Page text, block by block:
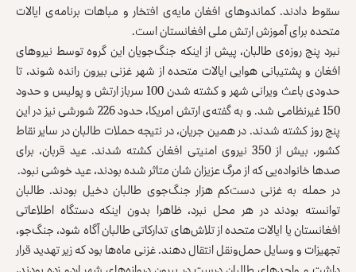
سقوط دادند. کماندوهای افغان مایه‌ی افتخار و مباهات برنامه‌ی ایالات
متحده برای آموزش ارتش ملی افغانستان است.
نبرد پنج روزه‌ی طالبان، پیش از اینکه جنگ‌جویان این گروه توسط نیروهای
افغان و پشتیبانی هوایی ایالات متحده از شهر غزنی بیرون رانده‌ شوند، تا
حدودی باعث ویرانی شهر و کشته شدن 100 سرباز ارتش و پولیس و حدود
150 غیرنظامی شد. و به ‌گفته‌ی ارتش امریکا، حدود 226 شورشی نیز در این
پنج روز کشته شدند. در همین جریان، در نتیجه حملات طالبان در سایر نقاط
کشور، بیش از 350 نیروی امنیتی افغان کشته شدند. عید قربان، برای
صدها خانواده‌یی که از مرگ عزیزان شان متاثر شده بودند، عید خوشی نبود.
در حمله به غزنی دست‌کم هزار جنگ‌جوی طالبان دخیل بودند. طالبان
توانسته بودند در هر محل نبرد، ظاهرا بدون اینکه دستگاه اطلاعاتی
افغانستان یا ایالات متحده از تلاش‌های تدارکاتی طالبان آگاه شود، جنگ‌جو،
تجهیزات و وسایل حمل‌و‌نقل انتقال دهند. غزنی ماه‌ها بود که زیر تهدید قرار